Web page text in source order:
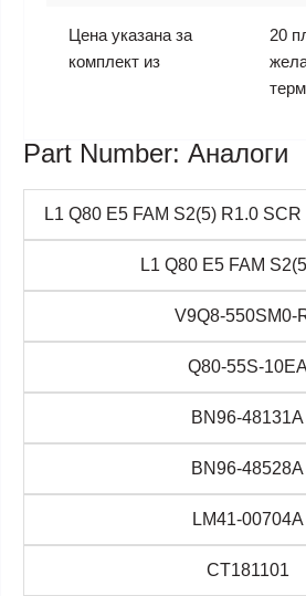
Цена указана за
комплект из
20
Part Number: Аналоги
L1 Q80 E5 FAM S2(5) R1.0
L1 Q80 E5 FAM
V9Q8-550SM0-
Q80-55S-10EA
BN96-48131A
BN96-48528A
LM41-00704A
CT181101